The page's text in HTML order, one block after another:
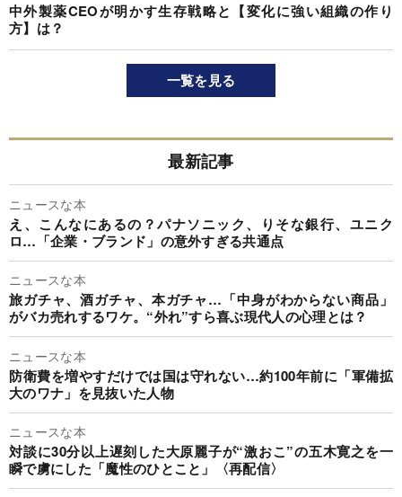
中外製薬CEOが明かす生存戦略と【変化に強い組織の作り
方】は？
一覧を見る
最新記事
ニュースな本
え、こんなにあるの？パナソニック、りそな銀行、ユニク
ロ…「企業・ブランド」の意外すぎる共通点
ニュースな本
旅ガチャ、酒ガチャ、本ガチャ…「中身がわからない商品」
がバカ売れするワケ。“外れ”すら喜ぶ現代人の心理とは？
ニュースな本
防衛費を増やすだけでは国は守れない…約100年前に「軍備拡
大のワナ」を見抜いた人物
ニュースな本
対談に30分以上遅刻した大原麗子が“激おこ”の五木寛之を一
瞬で虜にした「魔性のひとこと」〈再配信〉